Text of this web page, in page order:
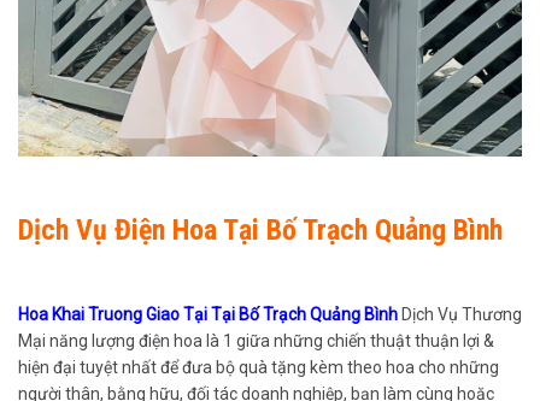
Dịch Vụ Điện Hoa Tại Bố Trạch Quảng Bình
Hoa Khai Truong Giao Tại Tại Bố Trạch Quảng Bình Dịch Vụ Thương
Mại năng lượng điện hoa là 1 giữa những chiến thuật thuận lợi &
hiện đại tuyệt nhất để đưa bộ quà tặng kèm theo hoa cho những
người thân, bằng hữu, đối tác doanh nghiệp, bạn làm cùng hoặc